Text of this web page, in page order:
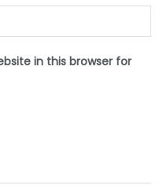
in this browser for